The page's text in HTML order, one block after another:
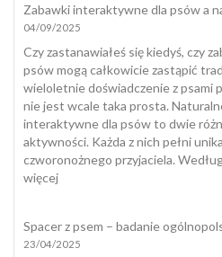
psa
dlaczego
pies
zjada
odchody
i
jak
skutecznie
Zabawki interaktywne dla psów a
04/09/2025
Czy zastanawiałeś się kiedyś, czy
psów mogą całkowicie zastąpić
wieloletnie doświadczenie z psami
nie jest wcale taka prosta.
interaktywne dla psów to dwie
aktywności. Każda z nich pełni
czworonożnego przyjaciela.
więcej:
dla
psów
Spacer z psem – badanie
23/04/2025